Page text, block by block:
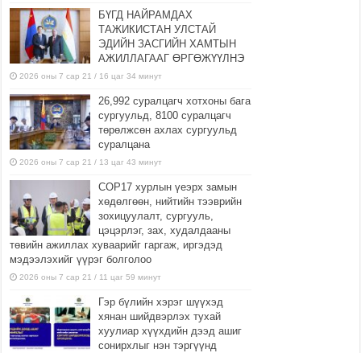
БҮГД НАЙРАМДАХ
ТАЖИКИСТАН УЛСТАЙ
ЭДИЙН ЗАСГИЙН ХАМТЫН
АЖИЛЛАГААГ ӨРГӨЖҮҮЛНЭ
2026 оны 7 сар 21 / 16 цаг 34 минут
26,992 суралцагч хотхоны бага
сургуульд, 8100 суралцагч
төрөлжсөн ахлах сургуульд
суралцана
2026 оны 7 сар 21 / 13 цаг 43 минут
COP17 хурлын үеэрх замын
хөдөлгөөн, нийтийн тээврийн
зохицуулалт, сургууль,
цэцэрлэг, зах, худалдааны
төвийн ажиллах хуваарийг гаргаж, иргэдэд
мэдээлэхийг үүрэг болголоо
2026 оны 7 сар 21 / 11 цаг 59 минут
Гэр бүлийн хэрэг шүүхэд
хянан шийдвэрлэх тухай
хуулиар хүүхдийн дээд ашиг
сонирхлыг нэн тэргүүнд